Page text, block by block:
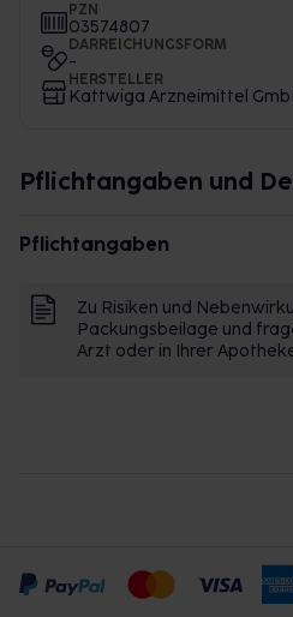
PZN
03574807
DARREICHUNGSFORM
-
HERSTELLER
Kattwiga Arzneimittel
Pflichtangaben und
Pflichtangaben
Zu Risiken und
Packungsbeilage und
Arzt oder in Ihrer